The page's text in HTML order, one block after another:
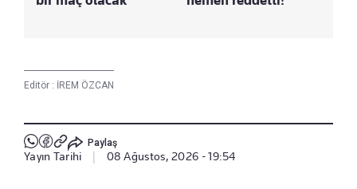
Editör : İREM ÖZCAN
Paylaş
Yayın Tarihi 08 Ağustos, 2026 - 19:54